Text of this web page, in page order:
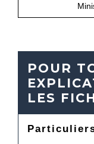
POUR
LES